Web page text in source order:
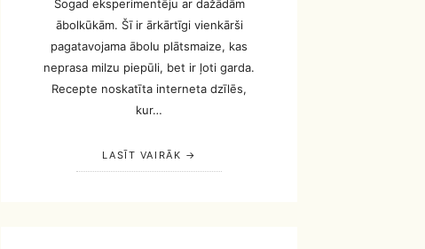
Šogad eksperimentēju ar dažādām
ābolkūkām. Šī ir ārkārtīgi vienkārši
pagatavojama ābolu plātsmaize, kas
neprasa milzu piepūli, bet ir ļoti garda.
Recepte noskatīta interneta dzīlēs,
kur…
LASĪT VAIRĀK